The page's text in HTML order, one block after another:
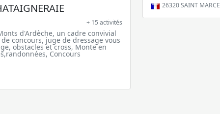
26320SAINT
+ 15 activités
d'Ardèche, un cadre convivial
concours, juge de dressage vous
obstacles et cross, Monte en
Concours